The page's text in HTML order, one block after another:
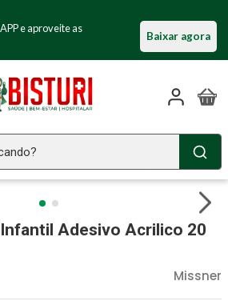
e aproveite as
Baixar agora
Adesivo Acrilico 20
Missner